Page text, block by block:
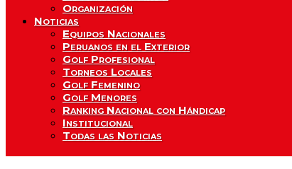
Organización
Noticias
Equipos Nacionales
Peruanos en el Exterior
Golf Profesional
Torneos Locales
Golf Femenino
Golf Menores
Ranking Nacional con Hándicap
Institucional
Todas las Noticias